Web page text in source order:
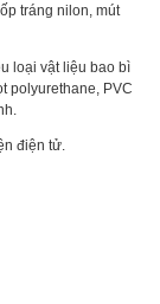
tráng nilon, mút
loại vật liệu bao bì
polyurethane, PVC
điện tử.